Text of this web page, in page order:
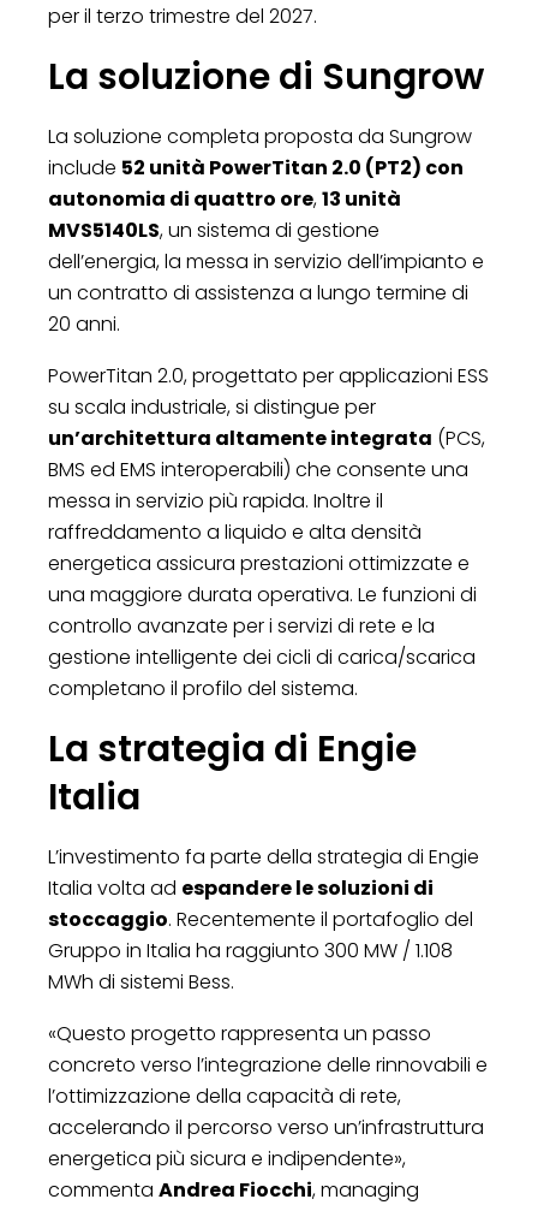
per il terzo trimestre del 2027.
La soluzione di Sungrow
La soluzione completa proposta da Sungrow
include 52 unità PowerTitan 2.0 (PT2) con
autonomia di quattro ore,13 unità
MVS5140LS, un sistema di gestione
dell’energia, la messa in servizio dell’impianto e
un contratto di assistenza a lungo termine di
20 anni.
PowerTitan 2.0, progettato per applicazioni ESS
su scala industriale, si distingue per
un’architettura altamente integrata (PCS,
BMS ed EMS interoperabili) che consente una
messa in servizio più rapida. Inoltre il
raffreddamento a liquido e alta densità
energetica assicura prestazioni ottimizzate e
una maggiore durata operativa. Le funzioni di
controllo avanzate per i servizi di rete e la
gestione intelligente dei cicli di carica/scarica
completano il profilo del sistema.
La strategia di Engie
Italia
L’investimento fa parte della strategia di Engie
Italia volta ad espandere le soluzioni di
stoccaggio. Recentemente il portafoglio del
Gruppo in Italia ha raggiunto 300 MW / 1.108
MWh di sistemi Bess.
«Questo progetto rappresenta un passo
concreto verso l’integrazione delle rinnovabili e
l’ottimizzazione della capacità di rete,
accelerando il percorso verso un’infrastruttura
energetica più sicura e indipendente»,
commenta Andrea Fiocchi, managing